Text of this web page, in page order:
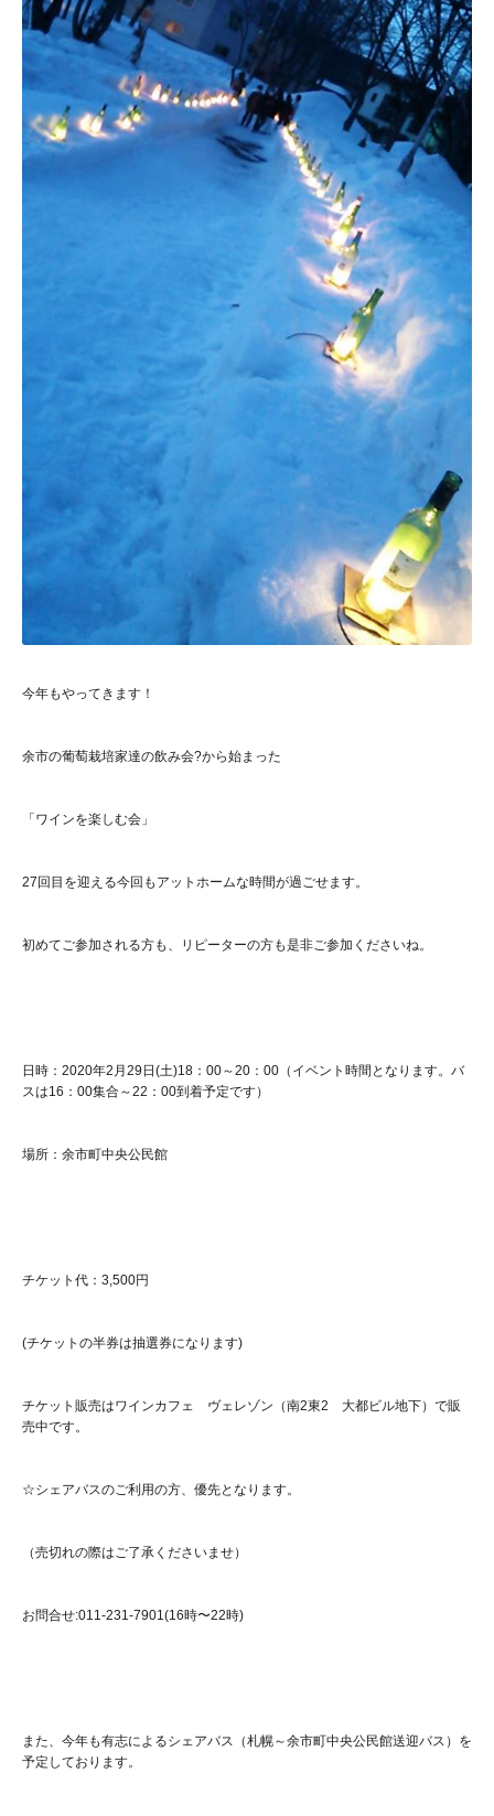
今年もやってきます！
余市の葡萄栽培家達の飲み会?から始まった
「ワインを楽しむ会」
27回目を迎える今回もアットホームな時間が過ごせます。
初めてご参加される方も、リピーターの方も是非ご参加くださいね。
日時：2020年2月29日(土)18：00～20：00（イベント時間となります。バ
スは16：00集合～22：00到着予定です）
場所：余市町中央公民館
チケット代：3,500円
(チケットの半券は抽選券になります)
チケット販売はワインカフェ　ヴェレゾン（南2東2　大都ビル地下）で販
売中です。
☆シェアバスのご利用の方、優先となります。
（売切れの際はご了承くださいませ）
お問合せ:011-231-7901(16時〜22時)
また、今年も有志によるシェアバス（札幌～余市町中央公民館送迎バス）を
予定しております。